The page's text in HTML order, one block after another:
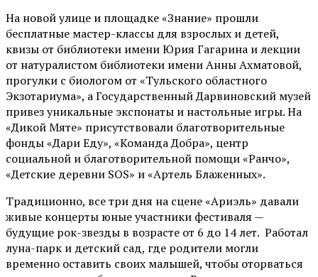
На новой улице и площадке «Знание» прошли
бесплатные мастер-классы для взрослых и детей,
квизы от библиотеки имени Юрия Гагарина и лекции
от натуралистом библиотеки имени Анны Ахматовой,
прогулки с биологом от «Тульского областного
Экзотариума», а Государственный Дарвиновский музей
привез уникальные экспонаты и настольные игры. На
«Дикой Мяте» присутствовали благотворительные
фонды «Дари Еду», «Команда Добра», центр
социальной и благотворительной помощи «Ранчо»,
«Детские деревни SOS» и «Артель Блаженных».
Традиционно, все три дня на сцене«Ариэль» давали
живые концерты юные участники фестиваля —
будущие рок-звезды в возрасте от 6 до 14 лет. Работал
луна-парк и детский сад, где родители могли
временно оставить своих малышей, чтобы оторваться